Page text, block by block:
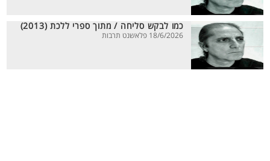
כמו לבקש סליחה / מתוך ספרי ללכת (2013)
18/6/2026 פלאשנט תרבות